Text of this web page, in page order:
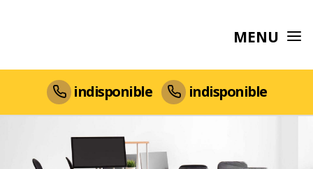
MENU
indisponible indisponible